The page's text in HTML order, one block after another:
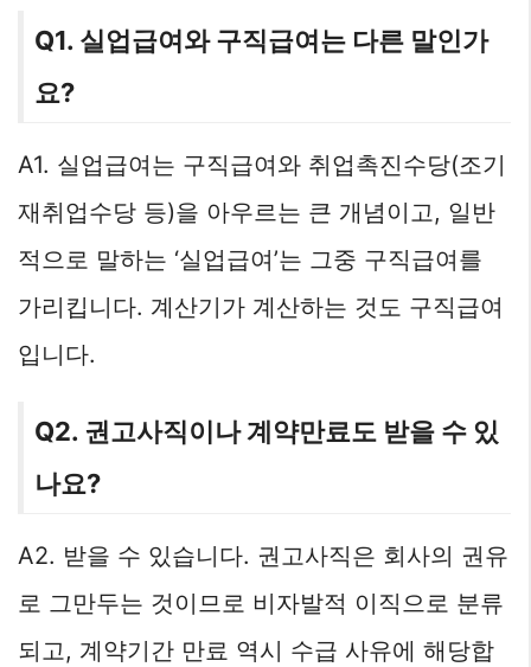
Q1. 실업급여와 구직급여는 다른 말인가
요?
A1. 실업급여는 구직급여와 취업촉진수당(조기
재취업수당 등)을 아우르는 큰 개념이고, 일반
적으로 말하는 ‘실업급여’는 그중 구직급여를
가리킵니다. 계산기가 계산하는 것도 구직급여
입니다.
Q2. 권고사직이나 계약만료도 받을 수 있
나요?
A2. 받을 수 있습니다. 권고사직은 회사의 권유
로 그만두는 것이므로 비자발적 이직으로 분류
되고, 계약기간 만료 역시 수급 사유에 해당합